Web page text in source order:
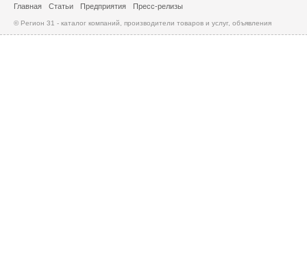
Главная Статьи Предприятия Пресс-релизы
© Регион 31 - каталог компаний, производители товаров и услуг, объявления